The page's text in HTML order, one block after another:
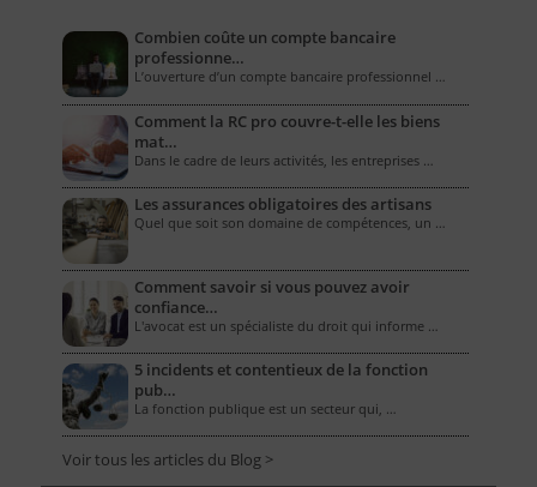
Combien coûte un compte bancaire
professionne…
L’ouverture d’un compte bancaire professionnel …
Comment la RC pro couvre-t-elle les biens
mat…
Dans le cadre de leurs activités, les entreprises …
Les assurances obligatoires des artisans
Quel que soit son domaine de compétences, un …
Comment savoir si vous pouvez avoir
confiance…
L'avocat est un spécialiste du droit qui informe …
5 incidents et contentieux de la fonction
pub…
La fonction publique est un secteur qui, …
Voir tous les articles du Blog >